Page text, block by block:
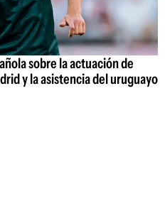
sobre la actuación de
y la asistencia del uruguayo